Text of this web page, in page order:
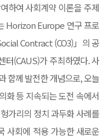
하여 사회계약 이론을 주제
Horizon Europe 연구 프로
Contract (CO3)」의 공
터(CAUS)가 주최하였다. 사
함께 발전한 개념으로, 오늘
화 등 지속되는 도전 속에서
가리의 정치 과두화 사례를
사회에 적용 가능한 새로운